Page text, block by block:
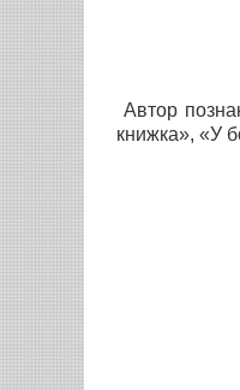
Автор
книжка», «У